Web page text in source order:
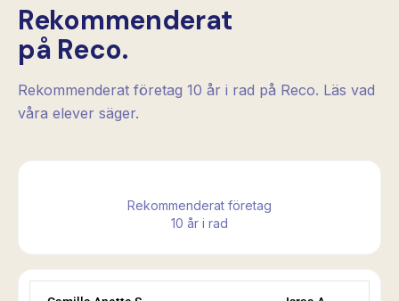
Rekommenderat
på Reco.
Rekommenderat företag 10 år i rad på Reco. Läs vad
våra elever säger.
Rekommenderat företag
10 år i rad